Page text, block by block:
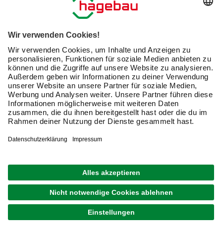
Produktneuheiten und innovative Lösungen
E-Mail-Adresse
Friendly Captcha
Ich möchte auf mich zugeschnittene E-Mail-Werbung
bin mit derNutzung meiner personenbezogenen
Analyse meines E-Mail-Umgangs sowie die
Zusammenführung und Analyse meiner Kaufdaten,
Coupons und Kartenvorteile umfasst, einverstanden.
Mein Einverständnis kann ich jederzeit widerrufen.
Nach Bestätigung meines Einverständnisses erhalte